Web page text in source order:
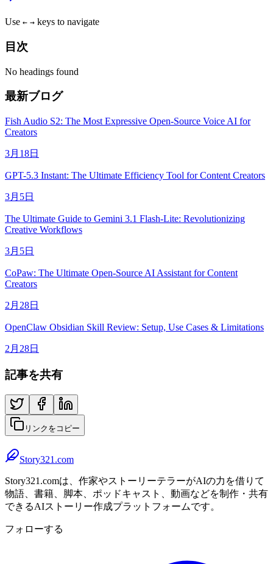
Use ← → keys to navigate
目次
No headings found
最新ブログ
Fish Audio S2: The Most Expressive Open-Source Voice AI for
Creators
3月18日
GPT-5.3 Instant: The Ultimate Efficiency Tool for Content Creators
3月5日
The Ultimate Guide to Gemini 3.1 Flash-Lite: Revolutionizing
Creative Workflows
3月5日
CoPaw: The Ultimate Open-Source AI Assistant for Content
Creators
2月28日
OpenClaw Obsidian Skill Review: Setup, Use Cases & Limitations
2月28日
記事を共有
リンクをコピー
Story321.com
Story321.comは、作家やストーリーテラーがAIの力を借りて
物語、書籍、脚本、ポッドキャスト、動画などを制作・共有
できるAIストーリー作成プラットフォームです。
フォローする